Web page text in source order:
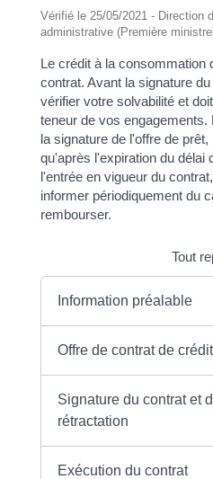
Vérifié le 25/05/2021 - Direction
administrative (Première
Le crédit à la consommation
contrat. Avant la signature
vérifier votre solvabilité et
teneur de vos
la signature de l'offre de
qu'après l'expiration du délai
l'entrée en vigueur du
informer périodiquement du
rembourser.
Tout
Information préalable
Offre de contrat de crédit
Signature du contrat et
rétractation
Exécution du contrat